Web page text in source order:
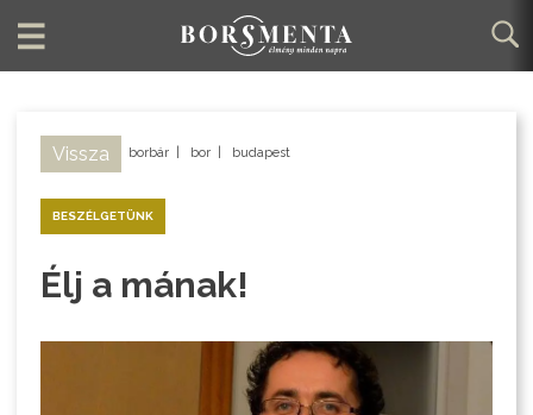
Vissza borbár bor budapest
BESZÉLGETÜNK
Élj a mának!